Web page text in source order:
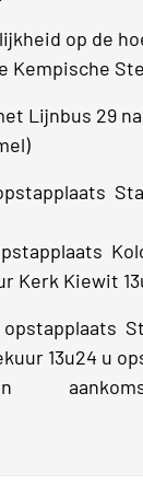
op de
Kempische
Lijnbus 29
Kiewit
opstapplaats
13u24 u